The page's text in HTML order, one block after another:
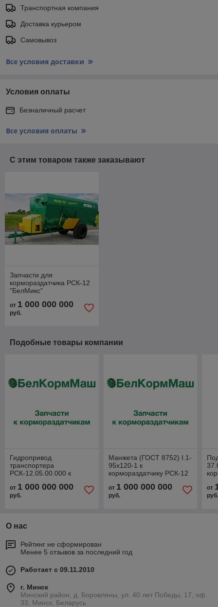
Транспортная компания
Доставка курьером
Самовывоз
Все условия доставки
Условия оплаты
Безналичный расчет
Все условия оплаты
С этим товаром также заказывают
Запчасти для
кормораздатчика РСК-12
"БелМикс"
от 1 000 000 000
руб.
Подобные товары компании
Гидропривод
транспортера
РСК-12.05.00.000 к
"БелМикс"
от 1 000 000 000
руб.
Манжета (ГОСТ 8752) Ι.1-
95х120-1 к
кормораздатчику РСК-12
от 1 000 000 000
руб.
от
О нас
Рейтинг не сформирован
Менее 5 отзывов за последний год
Работает с 09.11.2010
г. Минск
Минский район, д. Боровляны, ул. 40 лет Победы, 17, оф.
33, Минск, Беларусь